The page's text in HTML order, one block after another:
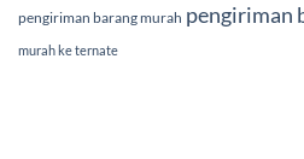
pengiriman barang murah pengiriman
murah ke ternate